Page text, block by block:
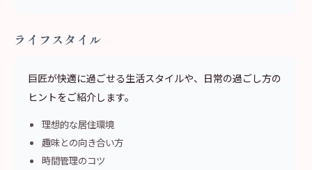
ライフスタイル
巨匠が快適に過ごせる生活スタイルや、日常の過ごし方の
ヒントをご紹介します。
理想的な居住環境
趣味との向き合い方
時間管理のコツ